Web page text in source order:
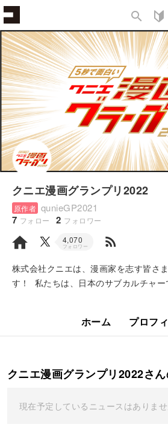
search
クニエ漫画グランプリ2022
原作者 qunieGP2021
7 フォロー 2 フォロワー
4,070
フォロワー rss_feed
株式会社クニエは、漫画家を志す皆さ
す！ 私たちは、日本のサブカルチャ
ホーム プロフ
クニエ漫画グランプリ2022さ
現在予定しているニュースはありませ